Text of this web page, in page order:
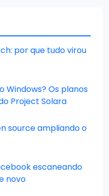
por que tudo virou
Windows? Os planos
Project Solara
source ampliando o
escaneando
novo